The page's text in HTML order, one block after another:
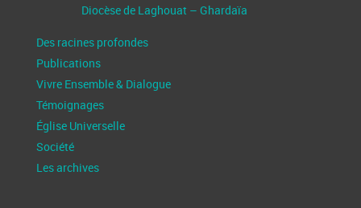
Diocèse de Laghouat – Ghardaïa
Des racines profondes
Publications
Vivre Ensemble & Dialogue
Témoignages
Église Universelle
Société
Les archives